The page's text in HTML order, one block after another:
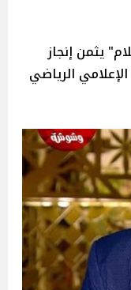
يثمن إنجاز
الرياضي